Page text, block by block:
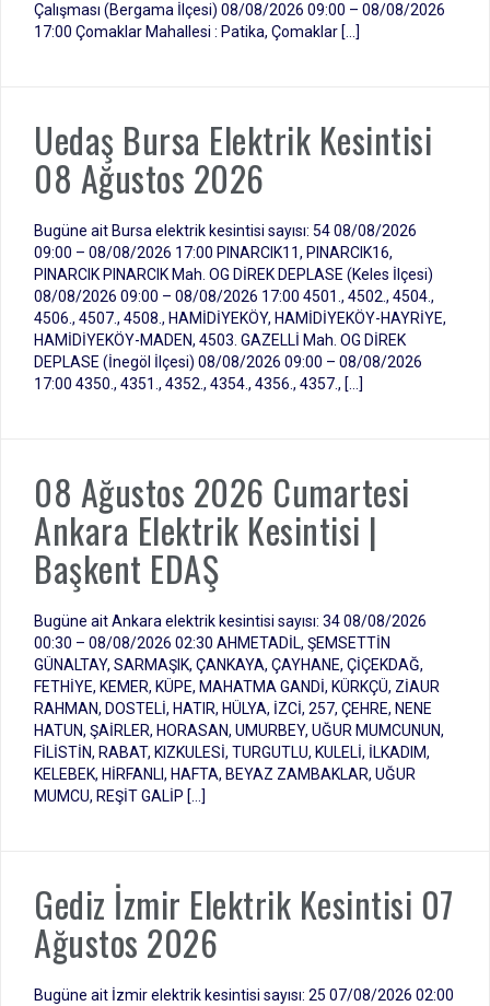
Çalışması (Bergama İlçesi) 08/08/2026 09:00 – 08/08/2026
17:00 Çomaklar Mahallesi : Patika, Çomaklar […]
Uedaş Bursa Elektrik Kesintisi
08 Ağustos 2026
Bugüne ait Bursa elektrik kesintisi sayısı: 54 08/08/2026
09:00 – 08/08/2026 17:00 PINARCIK11, PINARCIK16,
PINARCIK PINARCIK Mah. OG DİREK DEPLASE (Keles İlçesi)
08/08/2026 09:00 – 08/08/2026 17:00 4501., 4502., 4504.,
4506., 4507., 4508., HAMİDİYEKÖY, HAMİDİYEKÖY-HAYRİYE,
HAMİDİYEKÖY-MADEN, 4503. GAZELLİ Mah. OG DİREK
DEPLASE (İnegöl İlçesi) 08/08/2026 09:00 – 08/08/2026
17:00 4350., 4351., 4352., 4354., 4356., 4357., […]
08 Ağustos 2026 Cumartesi
Ankara Elektrik Kesintisi |
Başkent EDAŞ
Bugüne ait Ankara elektrik kesintisi sayısı: 34 08/08/2026
00:30 – 08/08/2026 02:30 AHMETADİL, ŞEMSETTİN
GÜNALTAY, SARMAŞIK, ÇANKAYA, ÇAYHANE, ÇİÇEKDAĞ,
FETHİYE, KEMER, KÜPE, MAHATMA GANDİ, KÜRKÇÜ, ZİAUR
RAHMAN, DOSTELİ, HATIR, HÜLYA, İZCİ, 257, ÇEHRE, NENE
HATUN, ŞAİRLER, HORASAN, UMURBEY, UĞUR MUMCUNUN,
FİLİSTİN, RABAT, KIZKULESİ, TURGUTLU, KULELİ, İLKADIM,
KELEBEK, HİRFANLI, HAFTA, BEYAZ ZAMBAKLAR, UĞUR
MUMCU, REŞİT GALİP […]
Gediz İzmir Elektrik Kesintisi 07
Ağustos 2026
Bugüne ait İzmir elektrik kesintisi sayısı: 25 07/08/2026 02:00